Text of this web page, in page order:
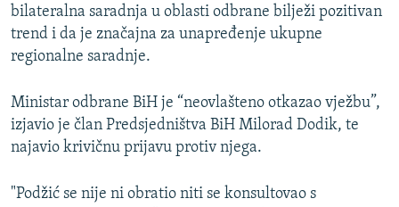
bilateralna saradnja u oblasti odbrane bilježi pozitivan
trend i da je značajna za unapređenje ukupne
regionalne saradnje.
Ministar odbrane BiH je “neovlašteno otkazao vježbu”,
izjavio je član Predsjedništva BiH Milorad Dodik, te
najavio krivičnu prijavu protiv njega.
"Podžić se nije ni obratio niti se konsultovao s